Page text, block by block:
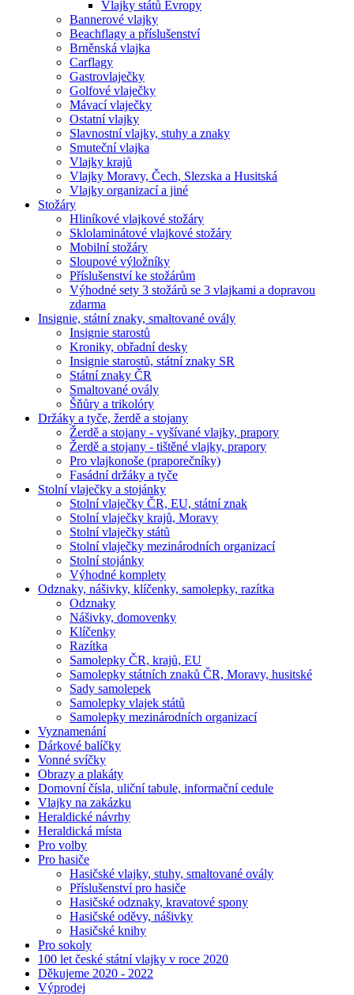
Vlajky států Evropy
Bannerové vlajky
Beachflagy a příslušenství
Brněnská vlajka
Carflagy
Gastrovlaječky
Golfové vlaječky
Mávací vlaječky
Ostatní vlajky
Slavnostní vlajky, stuhy a znaky
Smuteční vlajka
Vlajky krajů
Vlajky Moravy, Čech, Slezska a Husitská
Vlajky organizací a jiné
Stožáry
Hliníkové vlajkové stožáry
Sklolaminátové vlajkové stožáry
Mobilní stožáry
Sloupové výložníky
Příslušenství ke stožárům
Výhodné sety 3 stožárů se 3 vlajkami a dopravou
zdarma
Insignie, státní znaky, smaltované ovály
Insignie starostů
Kroniky, obřadní desky
Insignie starostů, státní znaky SR
Státní znaky ČR
Smaltované ovály
Šňůry a trikolóry
Držáky a tyče, žerdě a stojany
Žerdě a stojany - vyšívané vlajky, prapory
Žerdě a stojany - tištěné vlajky, prapory
Pro vlajkonoše (praporečníky)
Fasádní držáky a tyče
Stolní vlaječky a stojánky
Stolní vlaječky ČR, EU, státní znak
Stolní vlaječky krajů, Moravy
Stolní vlaječky států
Stolní vlaječky mezinárodních organizací
Stolní stojánky
Výhodné komplety
Odznaky, nášivky, klíčenky, samolepky, razítka
Odznaky
Nášivky, domovenky
Klíčenky
Razítka
Samolepky ČR, krajů, EU
Samolepky státních znaků ČR, Moravy, husitské
Sady samolepek
Samolepky vlajek států
Samolepky mezinárodních organizací
Vyznamenání
Dárkové balíčky
Vonné svíčky
Obrazy a plakáty
Domovní čísla, uliční tabule, informační cedule
Vlajky na zakázku
Heraldické návrhy
Heraldická místa
Pro volby
Pro hasiče
Hasičské vlajky, stuhy, smaltované ovály
Příslušenství pro hasiče
Hasičské odznaky, kravatové spony
Hasičské oděvy, nášivky
Hasičské knihy
Pro sokoly
100 let české státní vlajky v roce 2020
Děkujeme 2020 - 2022
Výprodej